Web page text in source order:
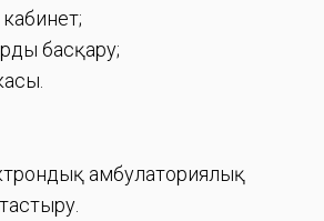
басқару;
амбулаториялық